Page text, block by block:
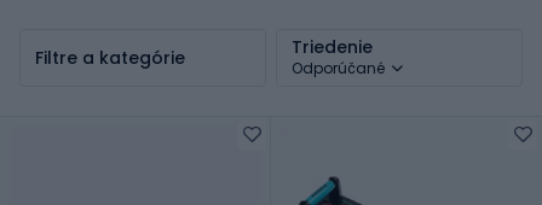
Filtre a kategórie Triedenie
Odporúčané